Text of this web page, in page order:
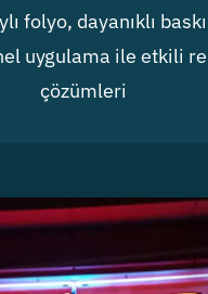
folyo, dayanıklı
uygulama ile etkili
çözümleri